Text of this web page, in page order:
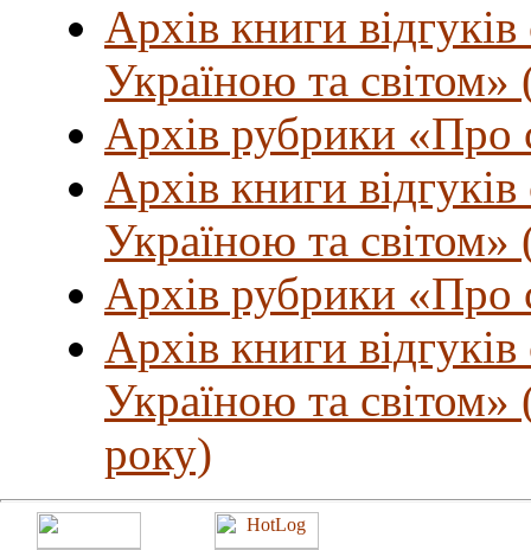
Архів книги
Україною та світом»
Архів рубрики «Про
Архів книги
Україною та світом»
Архів рубрики «Про
Архів книги
Україною та світом»
року)